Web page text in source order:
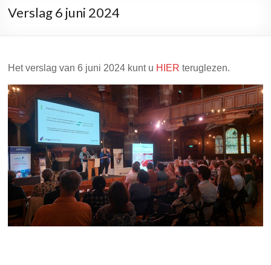
Verslag 6 juni 2024
Het verslag van 6 juni 2024 kunt u HIER teruglezen.